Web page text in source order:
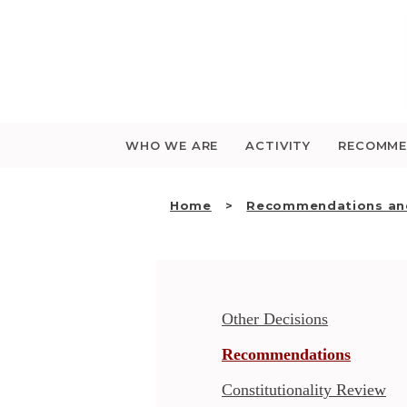
WHO WE ARE ACTIVITY
Home Recommendations
Other Decisions
Recommendations
Constitutionality Review